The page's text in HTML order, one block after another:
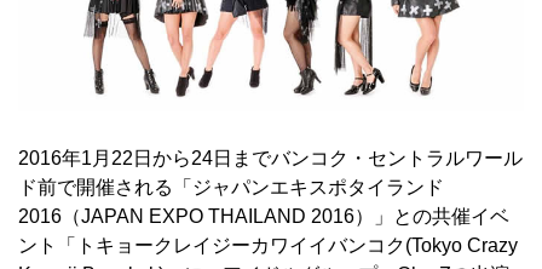
2016年1月22日から24日までバンコク・セントラルワール
ド前で開催される「ジャパンエキスポタイランド
2016（JAPAN EXPO THAILAND 2016）」との共催イベ
ント「トキョークレイジーカワイイバンコク(Tokyo Crazy